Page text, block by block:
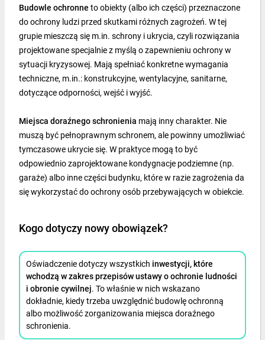
Budowle ochronne to obiekty (albo ich części) przeznaczone
do ochrony ludzi przed skutkami różnych zagrożeń. W tej
grupie mieszczą się m.in. schrony i ukrycia, czyli rozwiązania
projektowane specjalnie z myślą o zapewnieniu ochrony w
sytuacji kryzysowej. Mają spełniać konkretne wymagania
techniczne, m.in.: konstrukcyjne, wentylacyjne, sanitarne,
dotyczące odporności, wejść i wyjść.
Miejsca doraźnego schronienia mają inny charakter. Nie
muszą być pełnoprawnym schronem, ale powinny umożliwiać
tymczasowe ukrycie się. W praktyce mogą to być
odpowiednio zaprojektowane kondygnacje podziemne (np.
garaże) albo inne części budynku, które w razie zagrożenia da
się wykorzystać do ochrony osób przebywających w obiekcie.
Kogo dotyczy nowy obowiązek?
Oświadczenie dotyczy wszystkich inwestycji, które
wchodzą w zakres przepisów ustawy o ochronie ludności
i obronie cywilnej. To właśnie w nich wskazano
dokładnie, kiedy trzeba uwzględnić budowlę ochronną
albo możliwość zorganizowania miejsca doraźnego
schronienia.